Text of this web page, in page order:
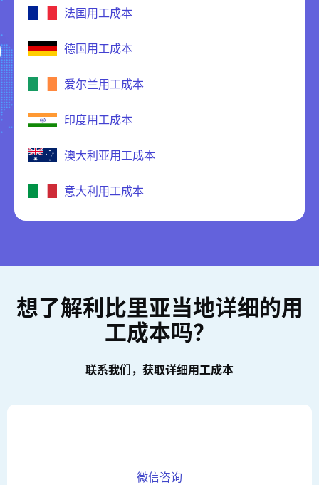
法国用工成本
德国用工成本
爱尔兰用工成本
印度用工成本
澳大利亚用工成本
意大利用工成本
想了解利比里亚当地详细的用
工成本吗？
联系我们，获取详细用工成本
微信咨询